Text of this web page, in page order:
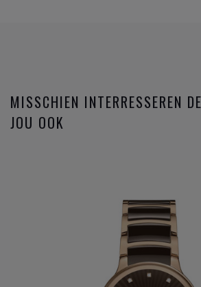
MISSCHIEN INTERRESSEREN
JOU OOK